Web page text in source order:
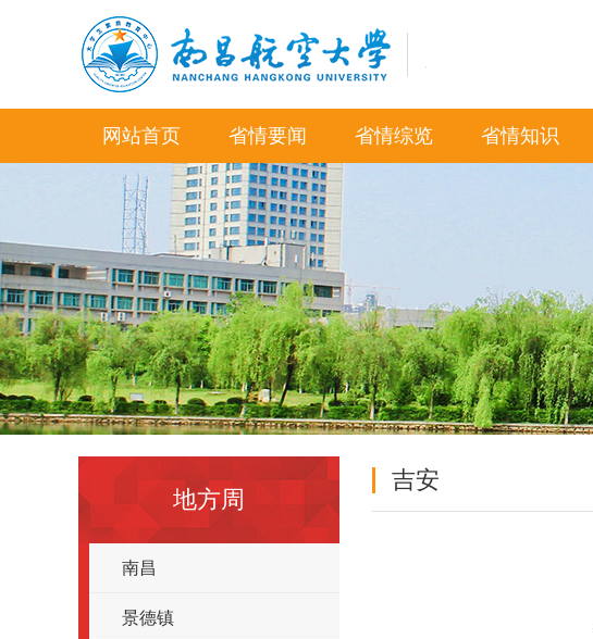
网站首页 省情要闻 省情综览 省情知识
地方周
南昌
景德镇
吉安